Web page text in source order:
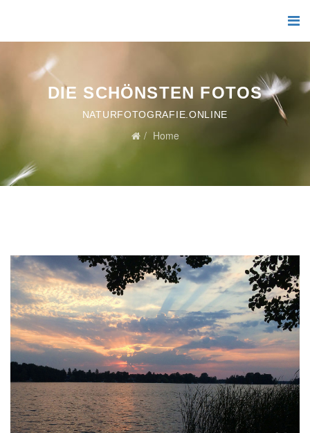
DIE SCHÖNSTEN FOTOS
NATURFOTOGRAFIE.ONLINE
Home